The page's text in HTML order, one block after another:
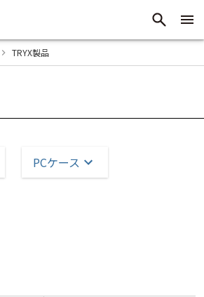
TRYX製品
PCケース